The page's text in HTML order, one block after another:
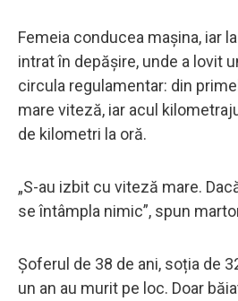
Femeia conducea mașina, iar
intrat în depășire, unde a lovit
circula regulamentar: din
mare viteză, iar acul
de kilometri la oră.
„S-au izbit cu viteză mare.
se întâmpla nimic”, spun
Șoferul de 38 de ani, soția de
un an au murit pe loc. Doar